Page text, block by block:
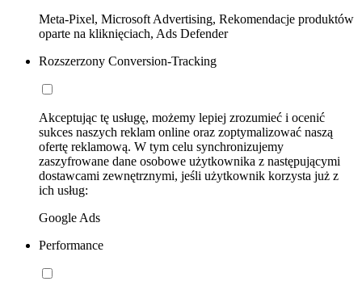
Meta-Pixel, Microsoft Advertising, Rekomendacje produktów
oparte na kliknięciach, Ads Defender
Rozszerzony Conversion-Tracking
Akceptując tę usługę, możemy lepiej zrozumieć i ocenić
sukces naszych reklam online oraz zoptymalizować naszą
ofertę reklamową. W tym celu synchronizujemy
zaszyfrowane dane osobowe użytkownika z następującymi
dostawcami zewnętrznymi, jeśli użytkownik korzysta już z
ich usług:
Google Ads
Performance